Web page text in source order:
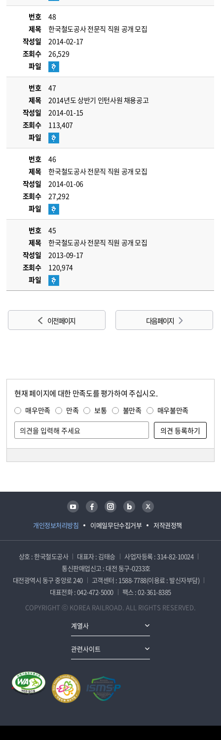
번호
48
제목
한국철도공사 전문직 직원 공개 모집
작성일
2014-02-17
조회수
26,529
파일
번호
47
제목
2014년도 상반기 인턴사원 채용공고
작성일
2014-01-15
조회수
113,407
파일
번호
46
제목
한국철도공사 전문직 직원 공개 모집
작성일
2014-01-06
조회수
27,292
파일
번호
45
제목
한국철도공사 전문직 직원 공개 모집
작성일
2013-09-17
조회수
120,974
파일
이전 페이지 다음 페이지
현재 페이지에 대한 만족도를 평가하여 주십시오.
매우만족 만족 보통 불만족 매우불만족
개인정보처리방침 이메일무단수집거부 저작권정책
유튜브 페이스북 인스타그램 블로그 트위터
상호 : 한국철도공사 대표자 : 김태승
사업자등록 : 314-82-10024
통신판매업신고 : 대전 동구-0233호
대전광역시 동구 중앙로 240
고객센터 : 1588-7788(이용료 : 발신자부담)
대표전화 : 042-472-5000
팩스 : 02-361-8385
COPYRIGHT ⓒ KOREA RAILROAD. ALL RIGHTS RESERVED.
계열사
관련사이트